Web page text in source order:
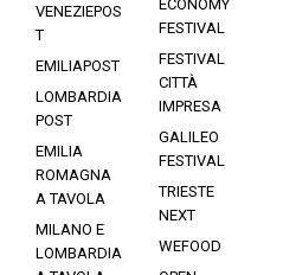
VENEZIEPOS
T
EMILIAPOST
LOMBARDIA
POST
EMILIA
ROMAGNA
A TAVOLA
MILANO E
LOMBARDIA
ECONOMY
FESTIVAL
FESTIVAL
CITTÀ
IMPRESA
GALILEO
FESTIVAL
TRIESTE
NEXT
WEFOOD